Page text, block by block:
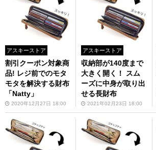
アスキーストア
割引クーポン対象商
品! レジ前でのモタ
モタを解決する財布
「Natty」
2020年12月27日 18:00
アスキーストア
収納部が140度まで
大きく開く！ スム
ーズに中身が取り出
せる長財布
2021年02月23日 18:00